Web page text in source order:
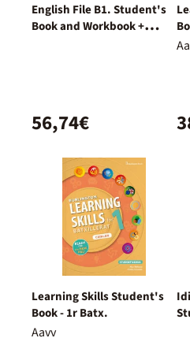
English File B1. Student's
Book and Workbook +
56,74€
Learning Skills Student's
Book - 1r Batx.
Aavv